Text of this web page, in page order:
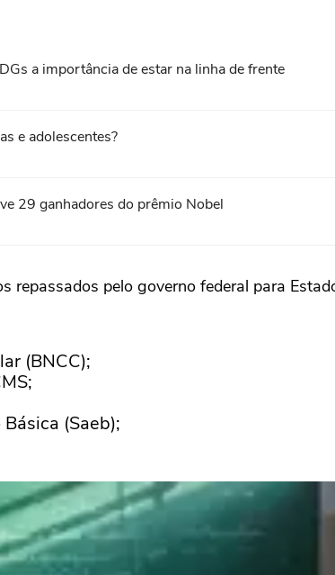
a importância de estar na linha de frente
e adolescentes?
29 ganhadores do prêmio Nobel
pelo governo federal para
(BNCC);
(Saeb);